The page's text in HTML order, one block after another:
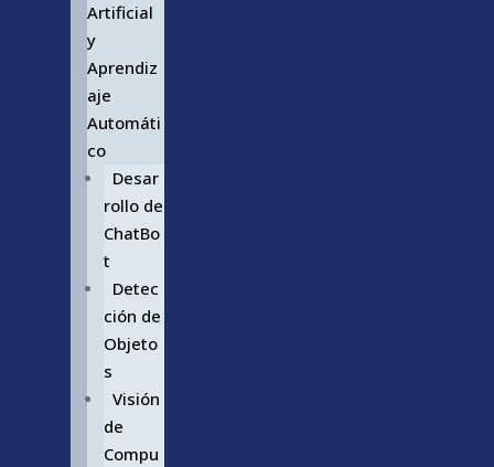
Artificial
y
Aprendiz
aje
Automáti
co
Desar
rollo de
ChatBo
t
Detec
ción de
Objeto
s
Visión
de
Compu